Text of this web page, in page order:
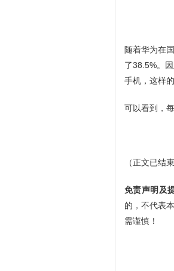
随着华为在
了38.5%。
手机，这样
可以看到，
（正文已结束
免责声明及
的，不代表
需谨慎！